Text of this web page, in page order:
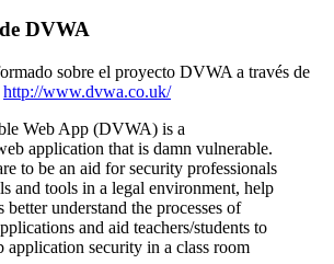
DVWA
sobre el proyecto DVWA a través de
http://www.dvwa.co.uk/
Web App (DVWA) is a
application that is damn vulnerable.
to be an aid for security professionals
and tools in a legal environment, help
better understand the processes of
and aid teachers/students to
application security in a class room